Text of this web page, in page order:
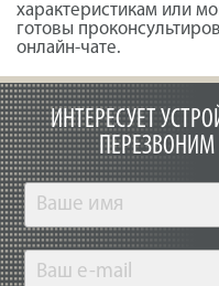
характеристикам или
готовы
онлайн-чате.
ИНТЕРЕСУЕТ
ПЕРЕЗВОНИМ